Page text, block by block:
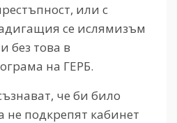
или с
се ислямизъм
без това в
на ГЕРБ.
че би било
не подкрепят кабинет